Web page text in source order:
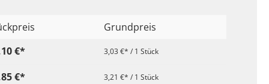
Grundpreis
€*
3,03 €* / 1 Stück
€* 3,21 €* / 1 Stück